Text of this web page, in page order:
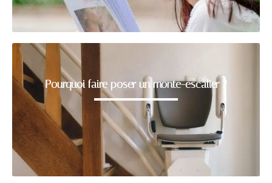
Pourquoi faire poser un monte-escalier ?